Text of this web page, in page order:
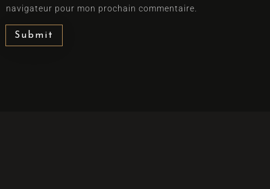
navigateur pour mon prochain commentaire.
Submit